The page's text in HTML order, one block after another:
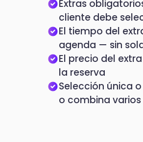
Extras
cliente debe
El tiempo del
agenda — sin
El precio del
la reserva
Selección única
o combina